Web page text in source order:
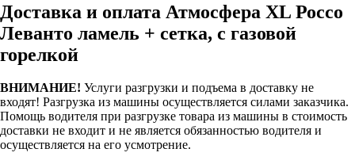
Доставка и оплата Атмосфера XL Россо
Леванто ламель + сетка, с газовой
горелкой
ВНИМАНИЕ! Услуги разгрузки и подъема в доставку не
входят! Разгрузка из машины осуществляется силами заказчика.
Помощь водителя при разгрузке товара из машины в стоимость
доставки не входит и не является обязанностью водителя и
осуществляется на его усмотрение.